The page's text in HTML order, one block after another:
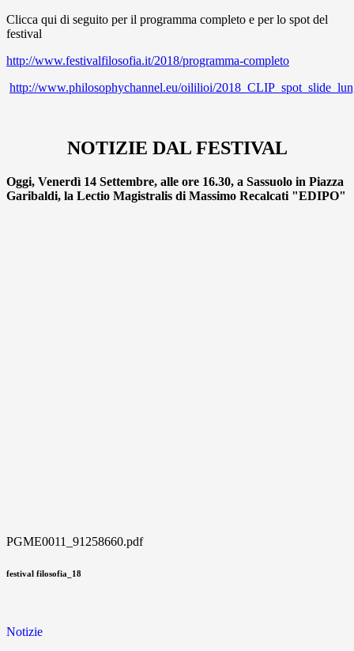
Clicca qui di seguito per il programma completo e per lo spot del
festival
http://www.festivalfilosofia.it/2018/programma-completo
http://www.philosophychannel.eu/oililioi/
NOTIZIE DAL FESTIVAL
Oggi, Venerdì 14 Settembre, alle ore 16.30, a Sassuolo in Piazza
Garibaldi, la Lectio Magistralis di Massimo Recalcati "EDIPO"
PGME0011_91258660.pdf
festival filosofia_18
Notizie